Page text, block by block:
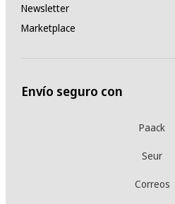
Newsletter
Marketplace
Envío seguro con
Paack
Seur
Correos